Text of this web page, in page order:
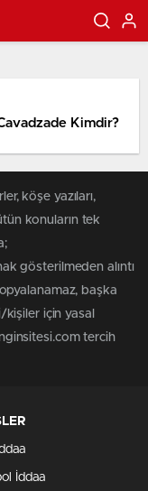
Kimdir?
köşe yazıları,
konuların tek
gösterilmeden alıntı
başka
kişiler için yasal
tercih
İddaa